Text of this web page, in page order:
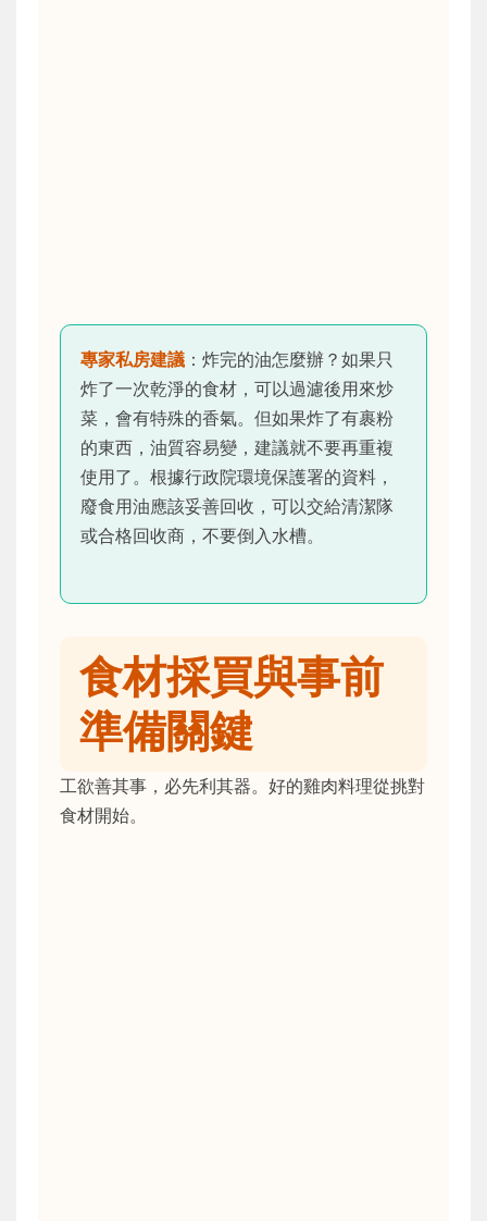
專家私房建議 ：炸完的油怎麼辦？如果只
炸了一次乾淨的食材，可以過濾後用來炒
菜，會有特殊的香氣。但如果炸了有裹粉
的東西，油質容易變，建議就不要再重複
使用了。根據行政院環境保護署的資料，
廢食用油應該妥善回收，可以交給清潔隊
或合格回收商，不要倒入水槽。
食材採買與事前
準備關鍵
工欲善其事，必先利其器。好的雞肉料理從挑對
食材開始。